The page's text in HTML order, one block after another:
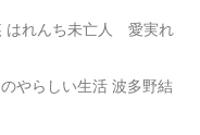
はれんち未亡人 愛実れ
やらしい生活 波多野結